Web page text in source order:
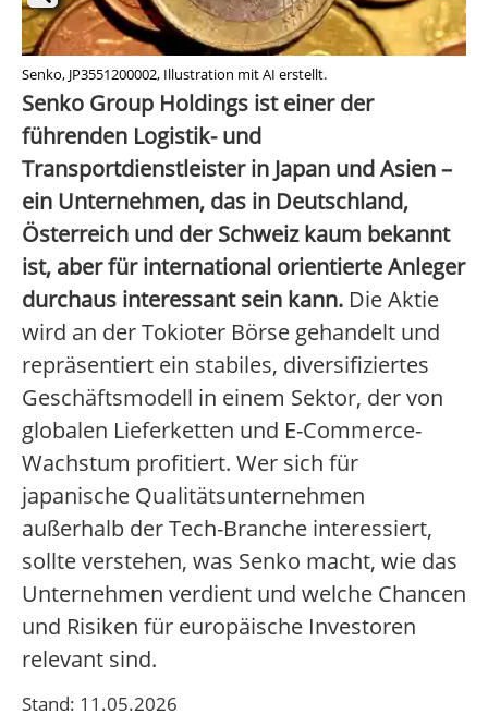
Senko, JP3551200002, Illustration mit AI erstellt.
Senko Group Holdings ist einer der
führenden Logistik- und
Transportdienstleister in Japan und Asien –
ein Unternehmen, das in Deutschland,
Österreich und der Schweiz kaum bekannt
ist, aber für international orientierte Anleger
durchaus interessant sein kann. Die Aktie
wird an der Tokioter Börse gehandelt und
repräsentiert ein stabiles, diversifiziertes
Geschäftsmodell in einem Sektor, der von
globalen Lieferketten und E-Commerce-
Wachstum profitiert. Wer sich für
japanische Qualitätsunternehmen
außerhalb der Tech-Branche interessiert,
sollte verstehen, was Senko macht, wie das
Unternehmen verdient und welche Chancen
und Risiken für europäische Investoren
relevant sind.
Stand: 11.05.2026